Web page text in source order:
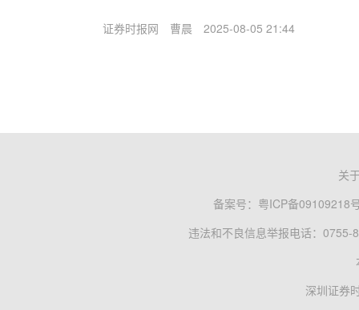
证券时报网 曹晨 2025-08-05 21:44
关
备案号： 粤ICP备09109218
违法和不良信息举报电话：0755-
深圳证券